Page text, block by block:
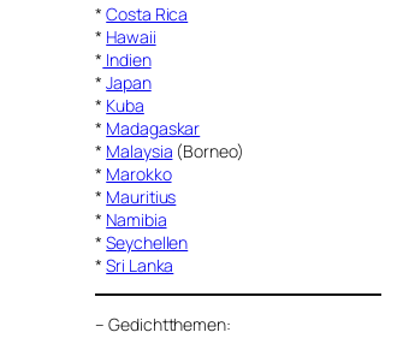
*Costa Rica
* Hawaii
* Indien
*Japan
* Kuba
* Madagaskar
* Malaysia (Borneo)
* Marokko
* Mauritius
* Namibia
*Seychellen
*Sri Lanka
–Gedichtthemen: